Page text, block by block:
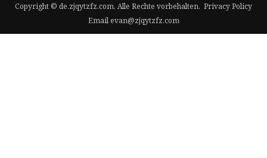
Copyright © de.zjqytzfz.com, Alle Rechte vorbehalten. Privacy Policy
Emailevan@zjqytzfz.com